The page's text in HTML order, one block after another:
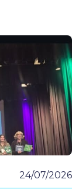
24/07/2026